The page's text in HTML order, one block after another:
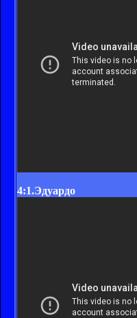
4:1.Эдуардо